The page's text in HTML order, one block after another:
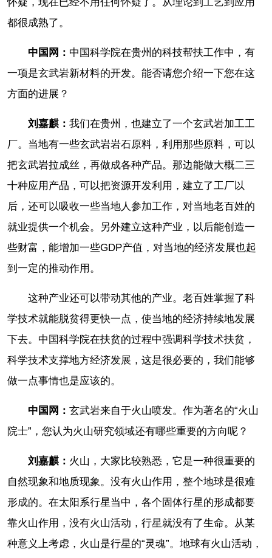
都很成熟了。
中国网： 中国科学院在贵州的科技帮扶工作中，有
一项是玄武岩新材料的开发。能否请您介绍一下您在这
方面的进展？
刘嘉麒： 我们在贵州，也建立了一个玄武岩加工工
厂。当地有一些玄武岩岩石原料，利用那些原料，可以
把玄武岩拉成丝，再做成各种产品。那边能做大概二三
十种应用产品，可以把资源开发利用，建立了工厂以
后，还可以吸收一些当地人参加工作，对当地老百姓的
就业提供一个机会。另外建立这种产业，以后能创造一
些财富，能增加一些GDP产值，对当地的经济发展也起
到一定的推动作用。
这种产业还可以带动其他的产业。老百姓掌握了科
学技术就能脱贫得更快一点，使当地的经济持续地发展
下去。中国科学院在扶贫的过程中强调科学技术扶贫，
科学技术支撑地方经济发展，这是很必要的，我们能够
做一点事情也是应该的。
中国网： 玄武岩来自于火山喷发。作为著名的“火山
院士”，您认为火山研究领域还有哪些重要的方向呢？
刘嘉麒： 火山，大家比较熟悉，它是一种很重要的
自然现象和地质现象。没有火山作用，整个地球是很难
形成的。在太阳系行星当中，各个固体行星的形成都要
靠火山作用，没有火山活动，行星就没有了生命。从某
种意义上考虑，火山是行星的“灵魂”。地球有火山活动，